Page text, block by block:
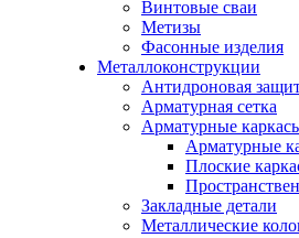
Винтовые сваи
Метизы
Фасонные изделия
Металлоконструкции
Антидроновая
Арматурная сетка
Арматурные
Арматурные
Плоские
Закладные детали
Металлические